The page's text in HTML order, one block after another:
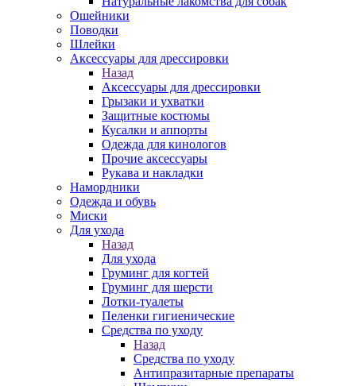
Ошейники
Поводки
Шлейки
Аксессуары для дрессировки
Назад
Аксессуары для дрессировки
Грызаки и ухватки
Защитные костюмы
Кусалки и аппорты
Одежда для кинологов
Прочие аксессуары
Рукава и накладки
Намордники
Одежда и обувь
Миски
Для ухода
Назад
Для ухода
Груминг для когтей
Груминг для шерсти
Лотки-туалеты
Пеленки гигиенические
Средства по уходу
Назад
Средства по уходу
Антипразитарные препараты